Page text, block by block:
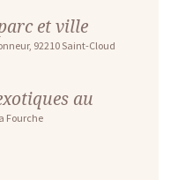
et ville
92210 Saint-Cloud
au
Fourche